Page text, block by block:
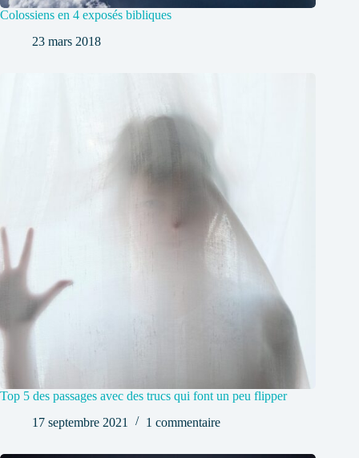
Colossiens en 4 exposés bibliques
23 mars 2018
Top 5 des passages avec des trucs qui font un peu flipper
17 septembre 2021
1 commentaire